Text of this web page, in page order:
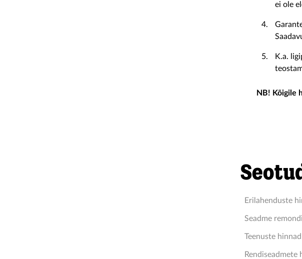
ei ole
K.a.
NB! Kõigile
Erilahenduste
Seadme
Teenuste